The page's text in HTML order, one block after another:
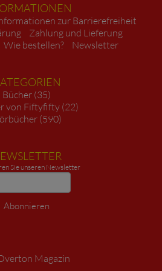
zur Barrierefreiheit
Zahlung und Lieferung
Wie bestellen? Newsletter
Bücher (35)
von Fiftyfifty (22)
(590)
Sie unseren Newsletter
Newsletter
Abonnieren
Magazin